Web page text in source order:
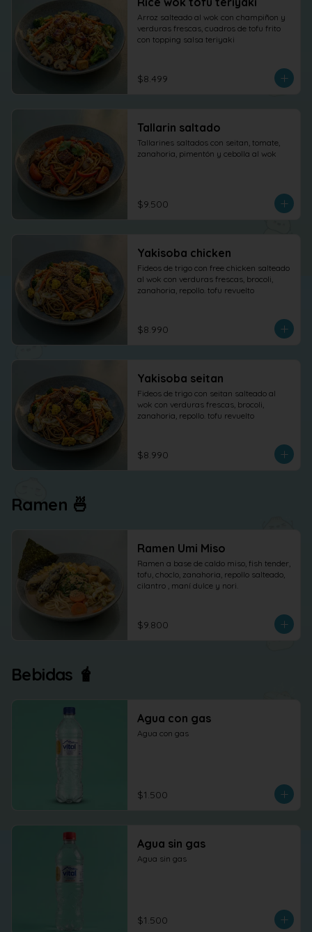
Arroz salteado al wok con champiñon y
verduras frescas, cuadros de tofu frito
con topping salsa teriyaki
$8.499
Tallarin saltado
Tallarines saltados con seitan, tomate,
zanahoria, pimentón y cebolla al wok
$9.500
Yakisoba chicken
Fideos de trigo con free chicken salteado
al wok con verduras frescas, brocoli,
zanahoria, repollo. tofu revuelto
$8.990
Yakisoba seitan
Fideos de trigo con seitan salteado al
wok con verduras frescas, brocoli,
zanahoria, repollo. tofu revuelto
$8.990
Ramen 🍜
Ramen Umi Miso
Ramen a base de caldo miso, fish tender,
tofu, choclo, zanahoria, repollo salteado,
cilantro , maní dulce y nori.
$9.800
Bebidas 🧋
Agua con gas
Agua con gas
$1.500
Agua sin gas
Agua sin gas
$1.500